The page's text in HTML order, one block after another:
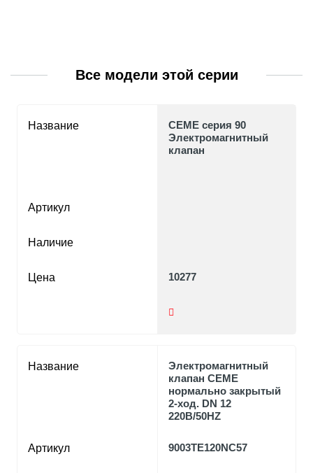
Все модели этой серии
Название
Артикул
Наличие
Цена
CEME серия 90
Электромагнитный
клапан
10277
Название
Артикул
Электромагнитный
клапан CEME
нормально закрытый
2-ход. DN 12
220В/50HZ
9003TE120NC57